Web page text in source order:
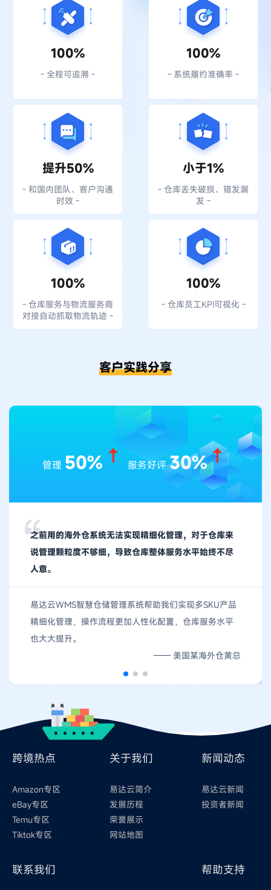
100%
- 全程可追溯 -
100%
- 系统履约准确率 -
提升50%
- 和国内团队、客户沟通
时效 -
小于1%
- 仓库丢失破损、错发漏
发 -
100%
- 仓库服务与物流服务商
对接自动抓取物流轨迹 -
100%
- 仓库员工KPI可视化 -
客户实践分享
管理 50% 服务好评30%
“
之前用的海外仓系统无法实现精细化管理，对于仓库来
说管理颗粒度不够细，导致仓库整体服务水平始终不尽
人意。
易达云WMS智慧仓储管理系统帮助我们实现多SKU产品
精细化管理，操作流程更加人性化配置，仓库服务水平
也大大提升。
—— 美国某海外仓黄总
跨境热点
Amazon专区
eBay专区
Temu专区
Tiktok专区
关于我们
易达云简介
发展历程
荣誉展示
网站地图
新闻动态
易达云新闻
投资者新闻
联系我们 帮助支持